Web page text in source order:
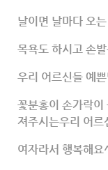
날이면 날마다 오
목욕도 하시고 손
우리 어르신들 예
꽃분홍이 손가락이
져주시는우리 어르
여자라서 행복해